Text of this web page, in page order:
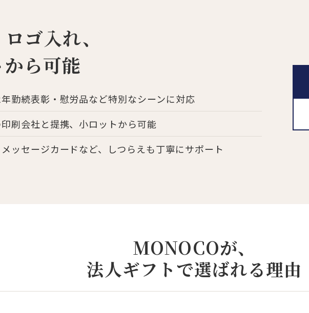
ゴ入れ、
ら可能
勤続表彰・慰労品など特別なシーンに対応
刷会社と提携、小ロットから可能
ッセージカードなど、しつらえも丁寧にサポート
MONOCOが、
法人ギフトで選ばれる理由